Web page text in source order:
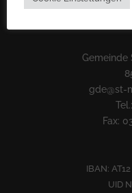
Gemeinde
gde@st-
Fax:
IBAN:
UID